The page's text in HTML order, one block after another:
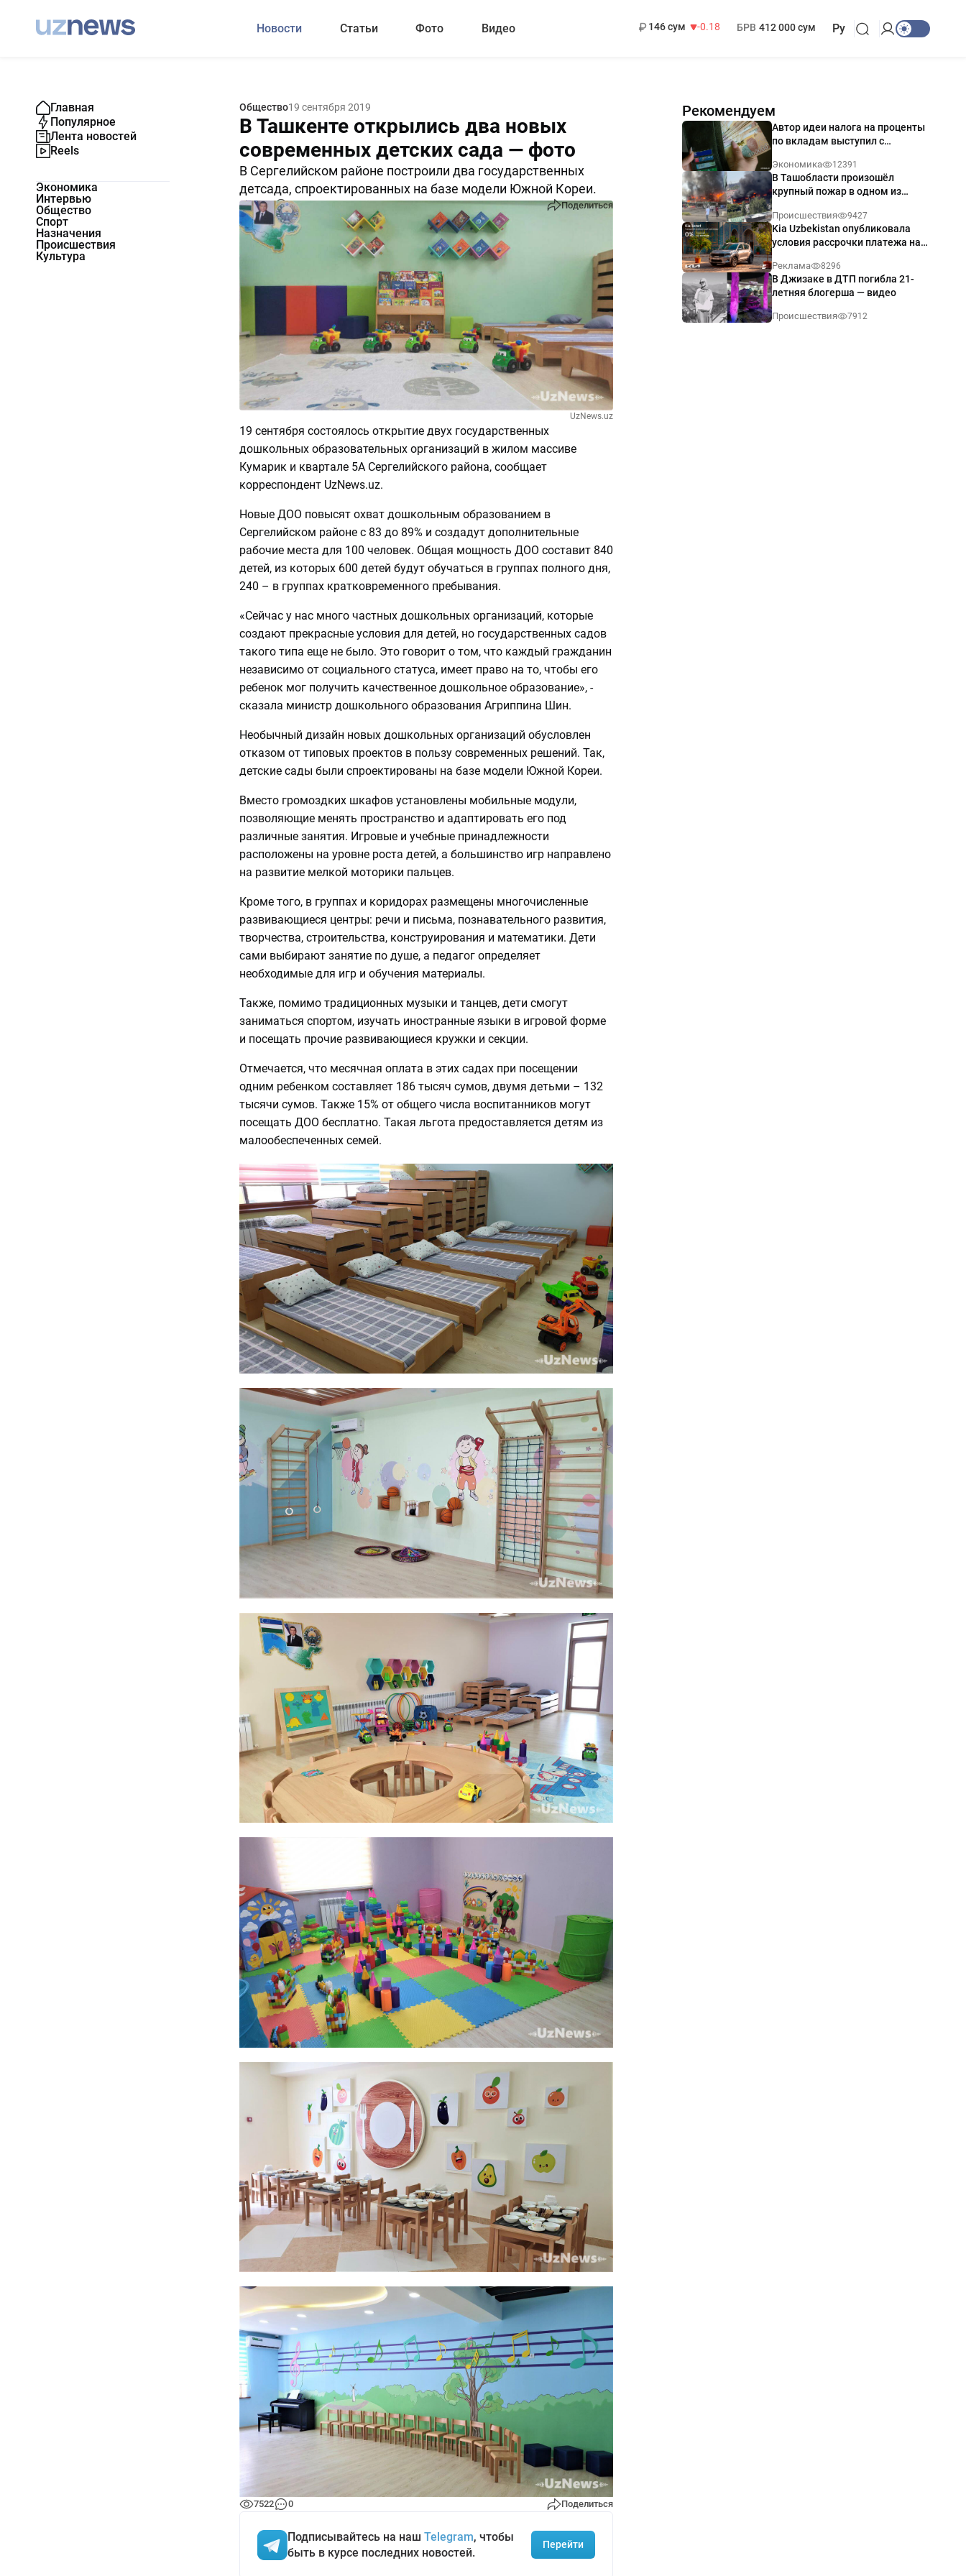
Новости Статьи Фото Видео
146 сум
-0.18
БРВ 412 000 сум Ру
Главная
Популярное
Лента новостей
Reels
Экономика
Интервью
Общество
Спорт
Назначения
Происшествия
Культура
Общество19 сентября 2019
В Ташкенте открылись два новых
современных детских сада — фото
В Сергелийском районе построили два государственных
детсада, спроектированных на базе модели Южной Кореи.
7522 0 Поделиться
UzNews.uz
19 сентября состоялось открытие двух государственных
дошкольных образовательных организаций в жилом массиве
Кумарик и квартале 5А Сергелийского района, сообщает
корреспондент UzNews.uz.
Новые ДОО повысят охват дошкольным образованием в
Сергелийском районе с 83 до 89% и создадут дополнительные
рабочие места для 100 человек. Общая мощность ДОО составит 840
детей, из которых 600 детей будут обучаться в группах полного дня,
240 – в группах кратковременного пребывания.
«Сейчас у нас много частных дошкольных организаций, которые
создают прекрасные условия для детей, но государственных садов
такого типа еще не было. Это говорит о том, что каждый гражданин
независимо от социального статуса, имеет право на то, чтобы его
ребенок мог получить качественное дошкольное образование», -
сказала министр дошкольного образования Агриппина Шин.
Необычный дизайн новых дошкольных организаций обусловлен
отказом от типовых проектов в пользу современных решений. Так,
детские сады были спроектированы на базе модели Южной Кореи.
Вместо громоздких шкафов установлены мобильные модули,
позволяющие менять пространство и адаптировать его под
различные занятия. Игровые и учебные принадлежности
расположены на уровне роста детей, а большинство игр направлено
на развитие мелкой моторики пальцев.
Кроме того, в группах и коридорах размещены многочисленные
развивающиеся центры: речи и письма, познавательного развития,
творчества, строительства, конструирования и математики. Дети
сами выбирают занятие по душе, а педагог определяет
необходимые для игр и обучения материалы.
Также, помимо традиционных музыки и танцев, дети смогут
заниматься спортом, изучать иностранные языки в игровой форме
и посещать прочие развивающиеся кружки и секции.
Отмечается, что месячная оплата в этих садах при посещении
одним ребенком составляет 186 тысяч сумов, двумя детьми – 132
тысячи сумов. Также 15% от общего числа воспитанников могут
посещать ДОО бесплатно. Такая льгота предоставляется детям из
малообеспеченных семей.
7522 0 Поделиться
Подписывайтесь на наш Telegram, чтобы
быть в курсе последних новостей.
Перейти
Рекомендуем
Автор идеи налога на проценты
по вкладам выступил с
Экономика 12391
В Ташобласти произошёл
крупный пожар в одном из
Происшествия 9427
Kia Uzbekistan опубликовала
условия рассрочки платежа на
годовых
Реклама 8296
В Джизаке в ДТП погибла 21-
летняя блогерша — видео
Происшествия 7912